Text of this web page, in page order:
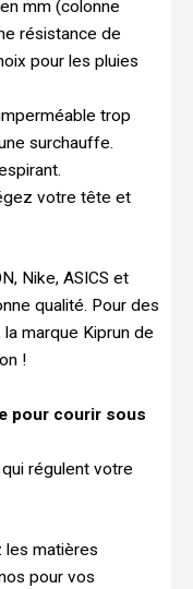
mm (colonne
résistance de
pour les pluies
trop
surchauffe.
votre tête et
Nike, ASICS et
qualité. Pour des
marque Kiprun de
!
pour courir sous
régulent votre
matières
pour vos